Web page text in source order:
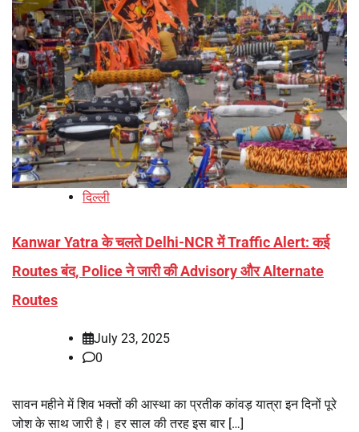
दिल्ली
Kanwar Yatra के चलते Delhi-NCR में Traffic Alert: कई
Routes बंद, Police ने जारी की Advisory और Alternate
Routes
July 23, 2025
0
सावन महीने में शिव भक्तों की आस्था का प्रतीक कांवड़ यात्रा इन दिनों पूरे
जोश के साथ जारी है। हर साल की तरह इस बार […]